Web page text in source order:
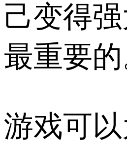
己变得
最重要的
游戏可